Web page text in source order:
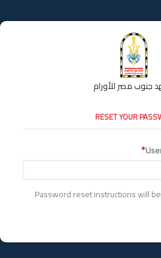
جنوب مصر للأورام
RESET YOUR
Password reset instructions will